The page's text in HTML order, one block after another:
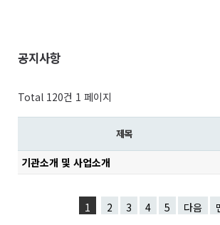
공지사항
Total 120건 1 페이지
제목
기관소개 및 사업소개
1 2 3 4 5 다음